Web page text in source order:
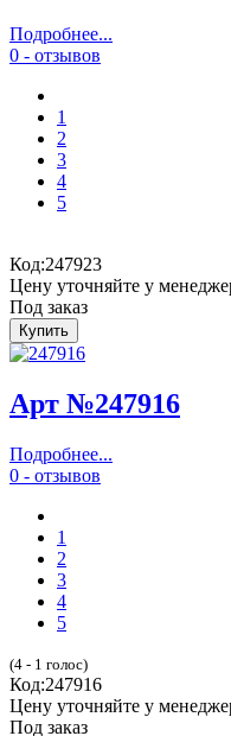
Подробнее...
0 - отзывов
1
2
3
4
5
Код:247923
Цену уточняйте у
Под заказ
Арт №247916
Подробнее...
0 - отзывов
1
2
3
4
5
(4 - 1 голос)
Код:247916
Цену уточняйте у
Под заказ